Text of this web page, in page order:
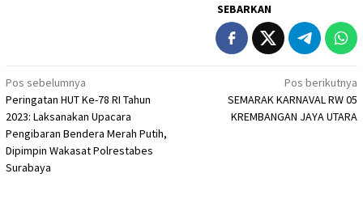
SEBARKAN
Navigasi
pos
Pos sebelumnya
Peringatan HUT Ke-78 RI Tahun
2023: Laksanakan Upacara
Pengibaran Bendera Merah Putih,
Dipimpin Wakasat Polrestabes
Surabaya
Pos berikutnya
SEMARAK KARNAVAL RW 05
KREMBANGAN JAYA UTARA